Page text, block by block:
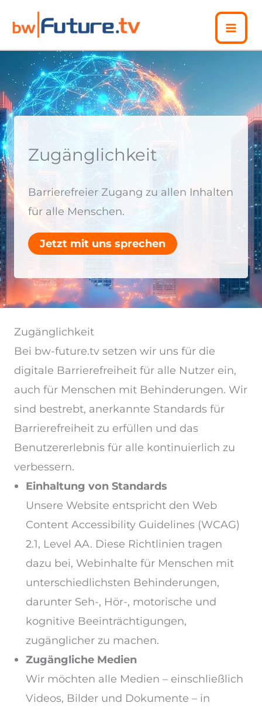
Inhalt
springen
Zugänglichkeit
Barrierefreier Zugang zu allen Inhalten
für alle Menschen.
Jetzt mit uns sprechen
Zugänglichkeit
Bei bw-future.tv setzen wir uns für die
digitale Barrierefreiheit für alle Nutzer ein,
auch für Menschen mit Behinderungen. Wir
sind bestrebt, anerkannte Standards für
Barrierefreiheit zu erfüllen und das
Benutzererlebnis für alle kontinuierlich zu
verbessern.
Einhaltung von Standards
Unsere Website entspricht den Web
Content Accessibility Guidelines (WCAG)
2.1, Level AA. Diese Richtlinien tragen
dazu bei, Webinhalte für Menschen mit
unterschiedlichsten Behinderungen,
darunter Seh-, Hör-, motorische und
kognitive Beeinträchtigungen,
zugänglicher zu machen.
Zugängliche Medien
Wir möchten alle Medien – einschließlich
Videos, Bilder und Dokumente – in